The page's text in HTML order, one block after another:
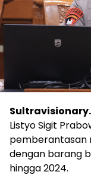
Listyo Sigit
pemberantasan
dengan barang
hingga 2024.